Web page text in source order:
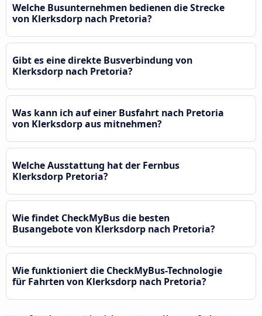
Welche Busunternehmen bedienen die Strecke
von Klerksdorp nach Pretoria?
Gibt es eine direkte Busverbindung von
Klerksdorp nach Pretoria?
Was kann ich auf einer Busfahrt nach Pretoria
von Klerksdorp aus mitnehmen?
Welche Ausstattung hat der Fernbus
Klerksdorp Pretoria?
Wie findet CheckMyBus die besten
Busangebote von Klerksdorp nach Pretoria?
Wie funktioniert die CheckMyBus-Technologie
für Fahrten von Klerksdorp nach Pretoria?